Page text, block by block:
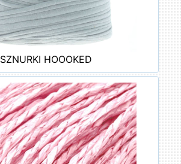
SZNURKI HOOOKED